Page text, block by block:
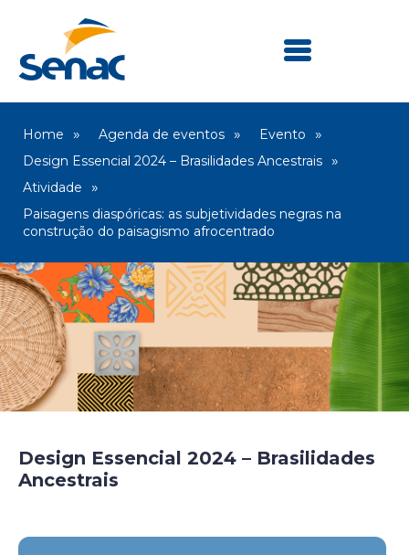
Home Agenda de eventos
Evento
Design Essencial 2024 – Brasilidades Ancestrais
Atividade
Paisagens diaspóricas: as subjetividades negras na
construção do paisagismo afrocentrado
Design Essencial 2024 – Brasilidades
Ancestrais